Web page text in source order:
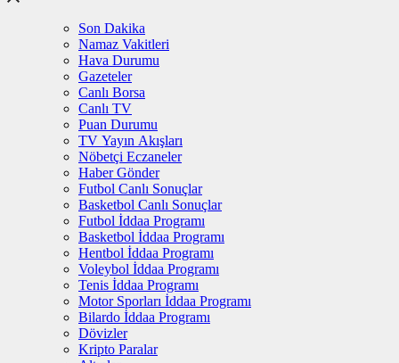
Son Dakika
Namaz Vakitleri
Hava Durumu
Gazeteler
Canlı Borsa
Canlı TV
Puan Durumu
TV Yayın Akışları
Nöbetçi Eczaneler
Haber Gönder
Futbol Canlı Sonuçlar
Basketbol Canlı Sonuçlar
Futbol İddaa Programı
Basketbol İddaa Programı
Hentbol İddaa Programı
Voleybol İddaa Programı
Tenis İddaa Programı
Motor Sporları İddaa Programı
Bilardo İddaa Programı
Dövizler
Kripto Paralar